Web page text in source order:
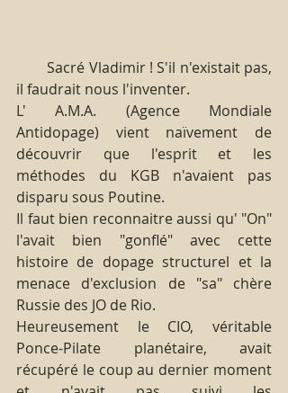
        Sacré Vladimir ! S'il n'existait pas,
il faudrait nous l'inventer.
L' A.M.A. (Agence Mondiale
Antidopage) vient naïvement de
découvrir que l'esprit et les
méthodes du KGB n'avaient pas
disparu sous Poutine.
Il faut bien reconnaitre aussi qu' "On"
l'avait bien "gonflé" avec cette
histoire de dopage structurel et la
menace d'exclusion de "sa" chère
Russie des JO de Rio.
Heureusement le CIO, véritable
Ponce-Pilate planétaire, avait
récupéré le coup au dernier moment